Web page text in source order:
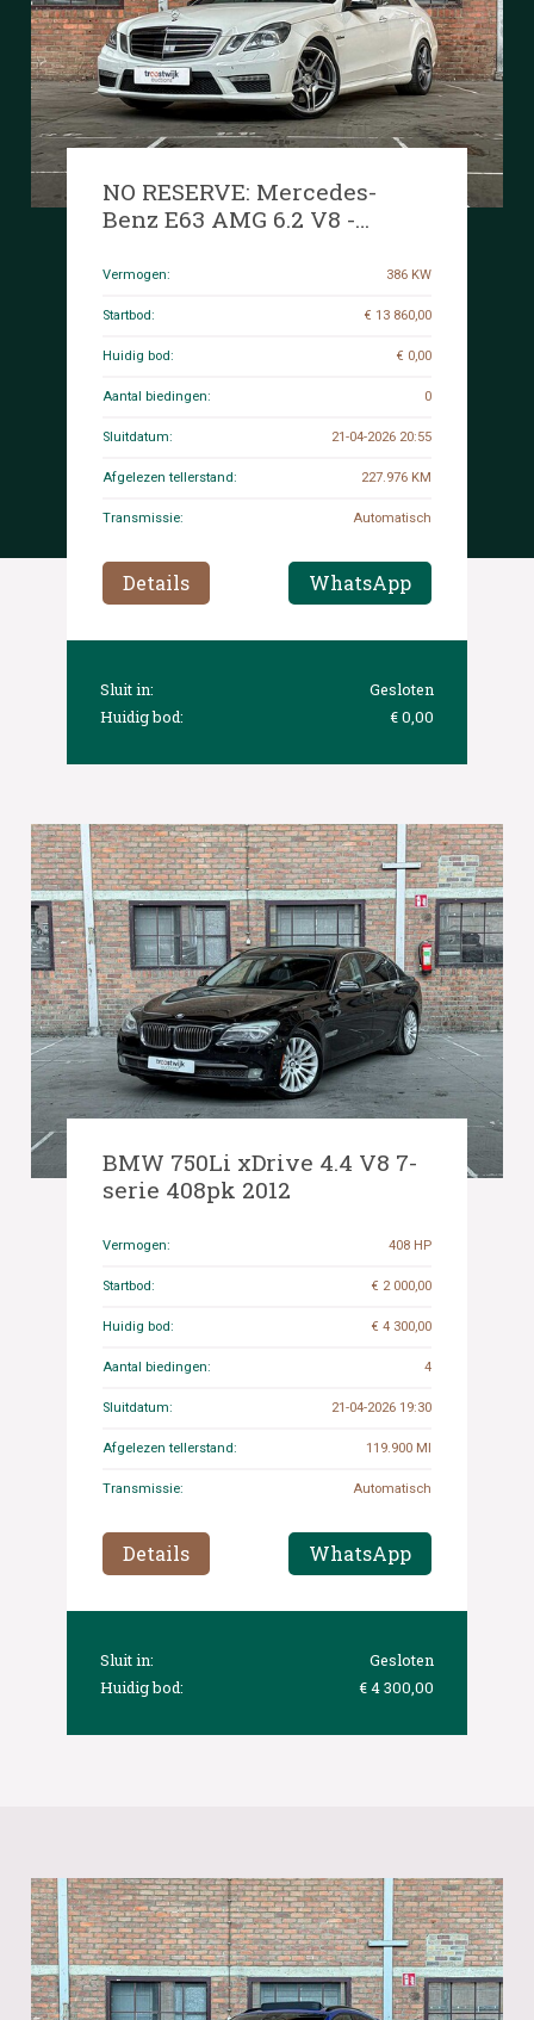
NO RESERVE: Mercedes-
Benz E63 AMG 6.2 V8 -
(Origineel-NL) E-Klasse, 47-
Vermogen: 386 KW
Startbod: € 13 860,00
Huidig bod: € 0,00
Aantal biedingen: 0
Sluitdatum: 21-04-2026 20:55
Afgelezen tellerstand: 227.976 KM
Transmissie: Automatisch
Details WhatsApp
Sluit in:
Gesloten
Huidig bod:
€ 0,00
BMW 750Li xDrive 4.4 V8 7-
serie 408pk 2012
Vermogen: 408 HP
Startbod: € 2 000,00
Huidig bod: € 4 300,00
Aantal biedingen: 4
Sluitdatum: 21-04-2026 19:30
Afgelezen tellerstand: 119.900 MI
Transmissie: Automatisch
Details WhatsApp
Sluit in:
Gesloten
Huidig bod:
€ 4 300,00